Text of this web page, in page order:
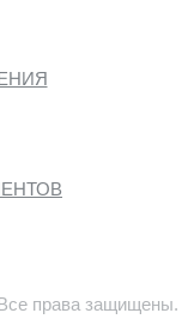
права защищены.